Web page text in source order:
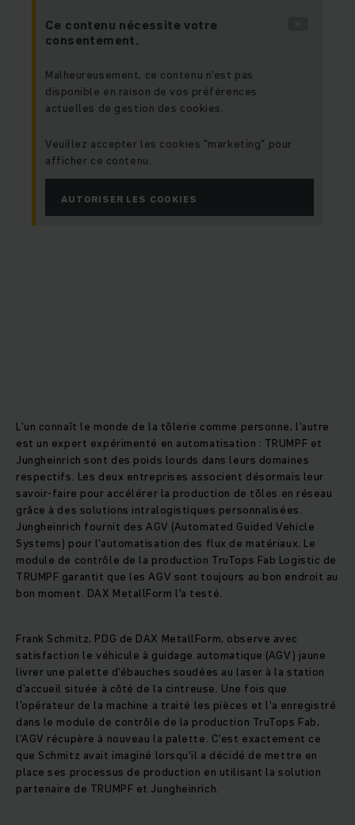
Ce contenu nécessite votre
consentement.
Malheureusement, ce contenu n'est pas
disponible en raison de vos préférences
actuelles de gestion des cookies.
Veuillez accepter les cookies "marketing" pour
afficher ce contenu.
AUTORISER LES COOKIES
L'un connaît le monde de la tôlerie comme personne, l'autre
est un expert expérimenté en automatisation : TRUMPF et
Jungheinrich sont des poids lourds dans leurs domaines
respectifs. Les deux entreprises associent désormais leur
savoir-faire pour accélérer la production de tôles en réseau
grâce à des solutions intralogistiques personnalisées.
Jungheinrich fournit des AGV (Automated Guided Vehicle
Systems) pour l'automatisation des flux de matériaux. Le
module de contrôle de la production TruTops Fab Logistic de
TRUMPF garantit que les AGV sont toujours au bon endroit au
bon moment. DAX MetallForm l'a testé.
Frank Schmitz, PDG de DAX MetallForm, observe avec
satisfaction le véhicule à guidage automatique (AGV) jaune
livrer une palette d'ébauches soudées au laser à la station
d'accueil située à côté de la cintreuse. Une fois que
l'opérateur de la machine a traité les pièces et l'a enregistré
dans le module de contrôle de la production TruTops Fab,
l'AGV récupère à nouveau la palette. C'est exactement ce
que Schmitz avait imaginé lorsqu'il a décidé de mettre en
place ses processus de production en utilisant la solution
partenaire de TRUMPF et Jungheinrich.